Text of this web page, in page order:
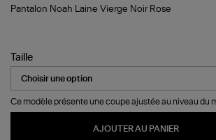
Pantalon
Noir
Rose
Pantalon Noah Laine Vierge Noir Rose
Taille
Ce modèle présente une coupe ajustée au niveau du
AJOUTER AU PANIER